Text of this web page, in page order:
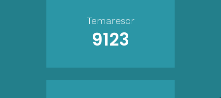
Temaresor
9123